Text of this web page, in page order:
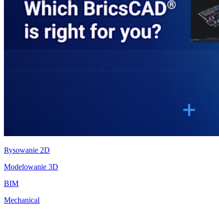
Rysowanie 2D
Modelowanie 3D
BIM
Mechanical